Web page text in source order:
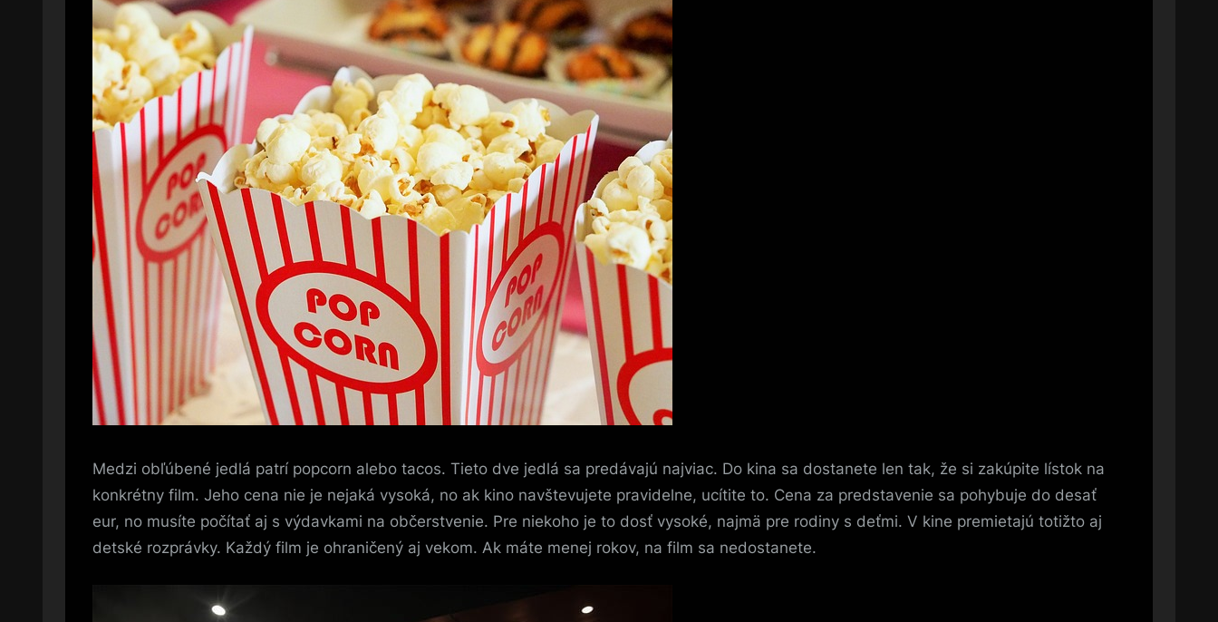
Medzi obľúbené jedlá patrí popcorn alebo tacos. Tieto dve jedlá sa predávajú najviac. Do kina sa dostanete len tak, že si zakúpite lístok na
konkrétny film. Jeho cena nie je nejaká vysoká, no ak kino navštevujete pravidelne, ucítite to. Cena za predstavenie sa pohybuje do desať
eur, no musíte počítať aj s výdavkami na občerstvenie. Pre niekoho je to dosť vysoké, najmä pre rodiny s deťmi. V kine premietajú totižto aj
detské rozprávky. Každý film je ohraničený aj vekom. Ak máte menej rokov, na film sa nedostanete.